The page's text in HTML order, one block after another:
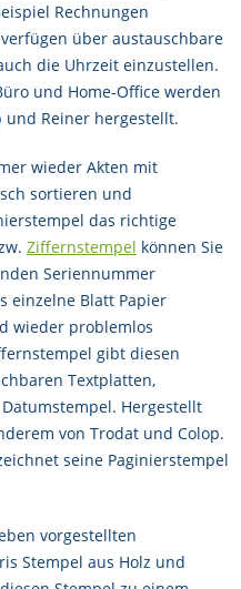
Rechnungen
über austauschbare
die Uhrzeit einzustellen.
und Home-Office werden
und Reiner hergestellt.
wieder Akten mit
sortieren und
das richtige
Ziffernstempel können Sie
Seriennummer
einzelne Blatt Papier
wieder problemlos
gibt diesen
Textplatten,
Hergestellt
von Trodat und Colop.
seine Paginierstempel
vorgestellten
Stempel aus Holz und